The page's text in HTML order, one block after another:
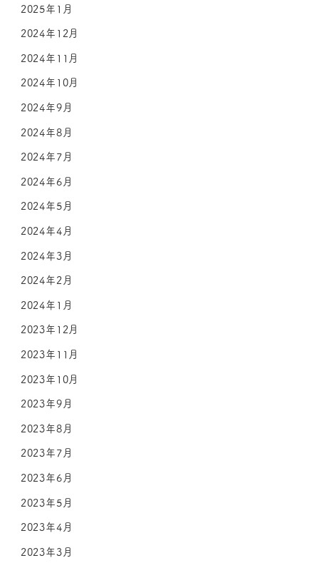
2025年1月
2024年12月
2024年11月
2024年10月
2024年9月
2024年8月
2024年7月
2024年6月
2024年5月
2024年4月
2024年3月
2024年2月
2024年1月
2023年12月
2023年11月
2023年10月
2023年9月
2023年8月
2023年7月
2023年6月
2023年5月
2023年4月
2023年3月